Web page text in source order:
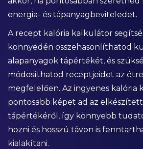
energia- és tápanyagbeviteledet.
A recept kalória kalkulátor
könnyedén összehasonlíthatod
alapanyagok tápértékét, és
módosíthatod receptjeidet az
megfelelően. Az ingyenes kalória
pontosabb képet ad az
tápértékéről, így könnyebb
hozni és hosszú távon is
kialakítani.